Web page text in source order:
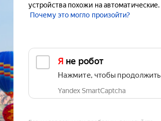
устройства похожи на автоматические.
Почему это могло произойти?
Я не робот
Нажмите, чтобы продолжить
Yandex SmartCaptcha